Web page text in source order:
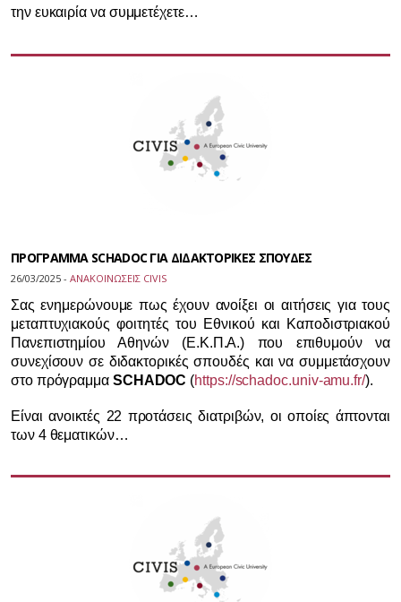
την ευκαιρία να συμμετέχετε…
ΠΡΟΓΡΑΜΜΑ SCHADOC ΓΙΑ ΔΙΔΑΚΤΟΡΙΚΕΣ ΣΠΟΥΔΕΣ
26/03/2025 - ΑΝΑΚΟΙΝΩΣΕΙΣ CIVIS
Σας ενημερώνουμε πως έχουν ανοίξει οι αιτήσεις για τους
μεταπτυχιακούς φοιτητές του Εθνικού και Καποδιστριακού
Πανεπιστημίου Αθηνών (Ε.Κ.Π.Α.) που επιθυμούν να
συνεχίσουν σε διδακτορικές σπουδές και να συμμετάσχουν
στο πρόγραμμα SCHADOC (https://schadoc.univ-amu.fr/).
Είναι ανοικτές 22 προτάσεις διατριβών, οι οποίες άπτονται
των 4 θεματικών…